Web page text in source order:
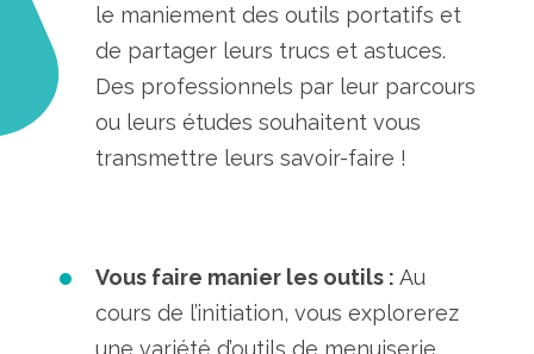
le maniement des outils portatifs et
de partager leurs trucs et astuces.
Des professionnels par leur parcours
ou leurs études souhaitent vous
transmettre leurs savoir-faire !
Vous faire manier les outils : Au
cours de l’initiation, vous explorerez